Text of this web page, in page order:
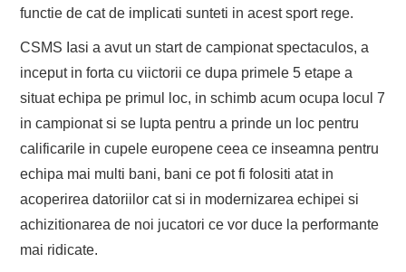
functie de cat de implicati sunteti in acest sport rege.
CSMS Iasi a avut un start de campionat spectaculos, a
inceput in forta cu viictorii ce dupa primele 5 etape a
situat echipa pe primul loc, in schimb acum ocupa locul 7
in campionat si se lupta pentru a prinde un loc pentru
calificarile in cupele europene ceea ce inseamna pentru
echipa mai multi bani, bani ce pot fi folositi atat in
acoperirea datoriilor cat si in modernizarea echipei si
achizitionarea de noi jucatori ce vor duce la performante
mai ridicate.